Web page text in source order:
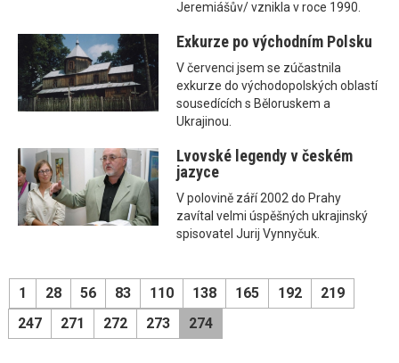
Jeremiášův/ vznikla v roce 1990.
Exkurze po východním Polsku
V červenci jsem se zúčastnila
exkurze do východopolských oblastí
sousedících s Běloruskem a
Ukrajinou.
Lvovské legendy v českém
jazyce
V polovině září 2002 do Prahy
zavítal velmi úspěšných ukrajinský
spisovatel Jurij Vynnyčuk.
1 28 56 83 110 138 165 192
219
247
271 272 273 274